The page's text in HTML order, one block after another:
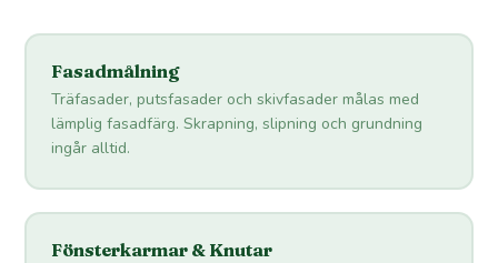
Fasadmålning
Träfasader, putsfasader och skivfasader målas med
lämplig fasadfärg. Skrapning, slipning och grundning
ingår alltid.
Fönsterkarmar & Knutar